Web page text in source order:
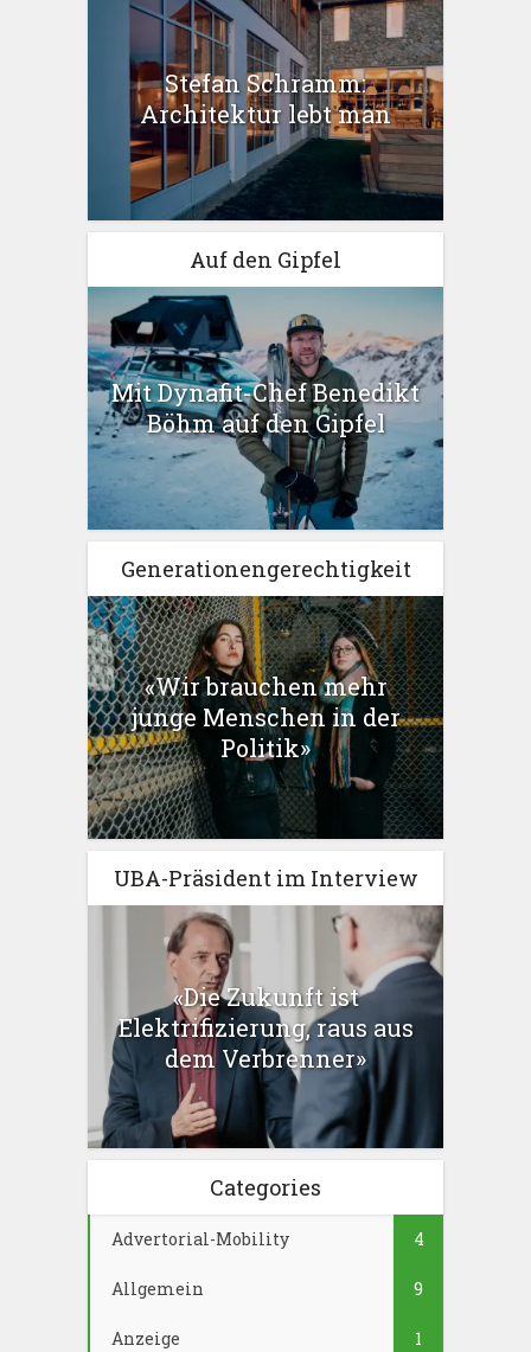
Stefan Schramm:
Architektur lebt man
Auf den Gipfel
Mit Dynafit-Chef Benedikt
Böhm auf den Gipfel
Generationengerechtigkeit
«Wir brauchen mehr
junge Menschen in der
Politik»
UBA-Präsident im Interview
«Die Zukunft ist
Elektrifizierung, raus aus
dem Verbrenner»
Categories
Advertorial-Mobility 4
Allgemein 9
Anzeige 1